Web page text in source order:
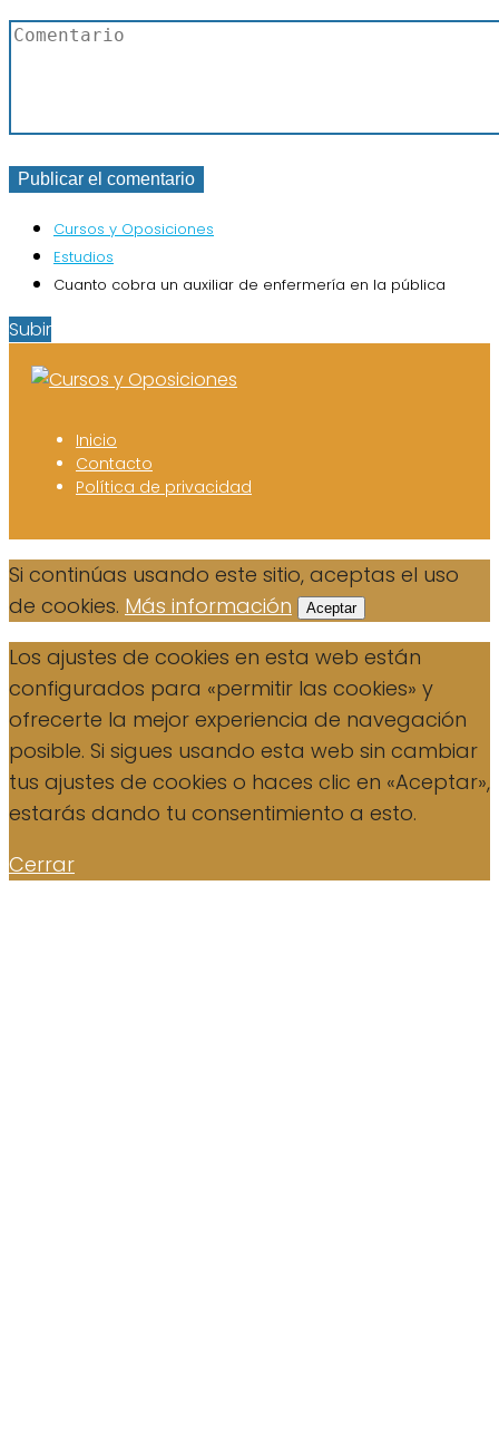
Cursos y Oposiciones
Estudios
Cuanto cobra un auxiliar de enfermería en la pública
Subir
Inicio
Contacto
Política de privacidad
Si continúas usando este sitio, aceptas el uso
de cookies. Más información Aceptar
Los ajustes de cookies en esta web están
configurados para «permitir las cookies» y
ofrecerte la mejor experiencia de navegación
posible. Si sigues usando esta web sin cambiar
tus ajustes de cookies o haces clic en «Aceptar»,
estarás dando tu consentimiento a esto.
Cerrar